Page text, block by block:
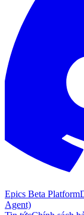
Epics Beta Platform
Agent)